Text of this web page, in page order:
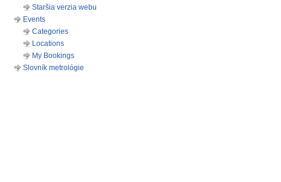
Staršia verzia webu
Events
Categories
Locations
My Bookings
Slovník metrológie